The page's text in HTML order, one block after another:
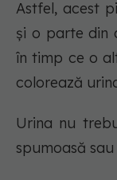
Astfel, acest
și o parte din
în timp ce o
colorează
Urina nu
spumoasă